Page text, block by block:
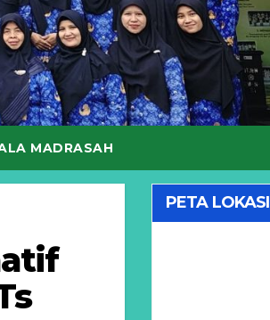
MADRASAH
PETA LOKASI